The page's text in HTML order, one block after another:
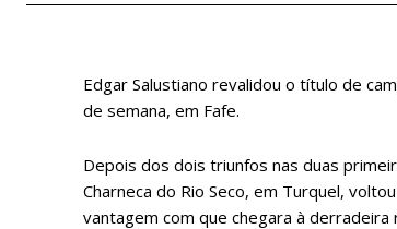
Edgar Salustiano revalidou o título de
de semana, em Fafe.
Depois dos dois triunfos nas duas
Charneca do Rio Seco, em Turquel,
vantagem com que chegara à